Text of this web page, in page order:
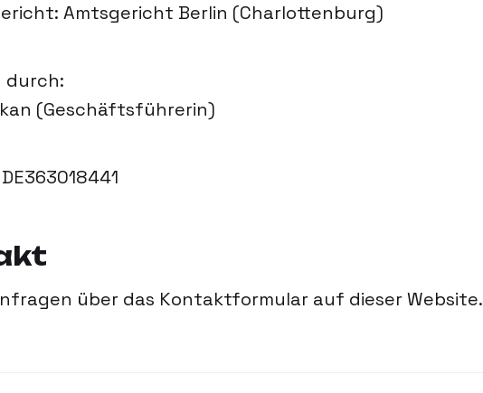
Amtsgericht Berlin (Charlottenburg)
durch:
(Geschäftsführerin)
über das Kontaktformular auf dieser Website.